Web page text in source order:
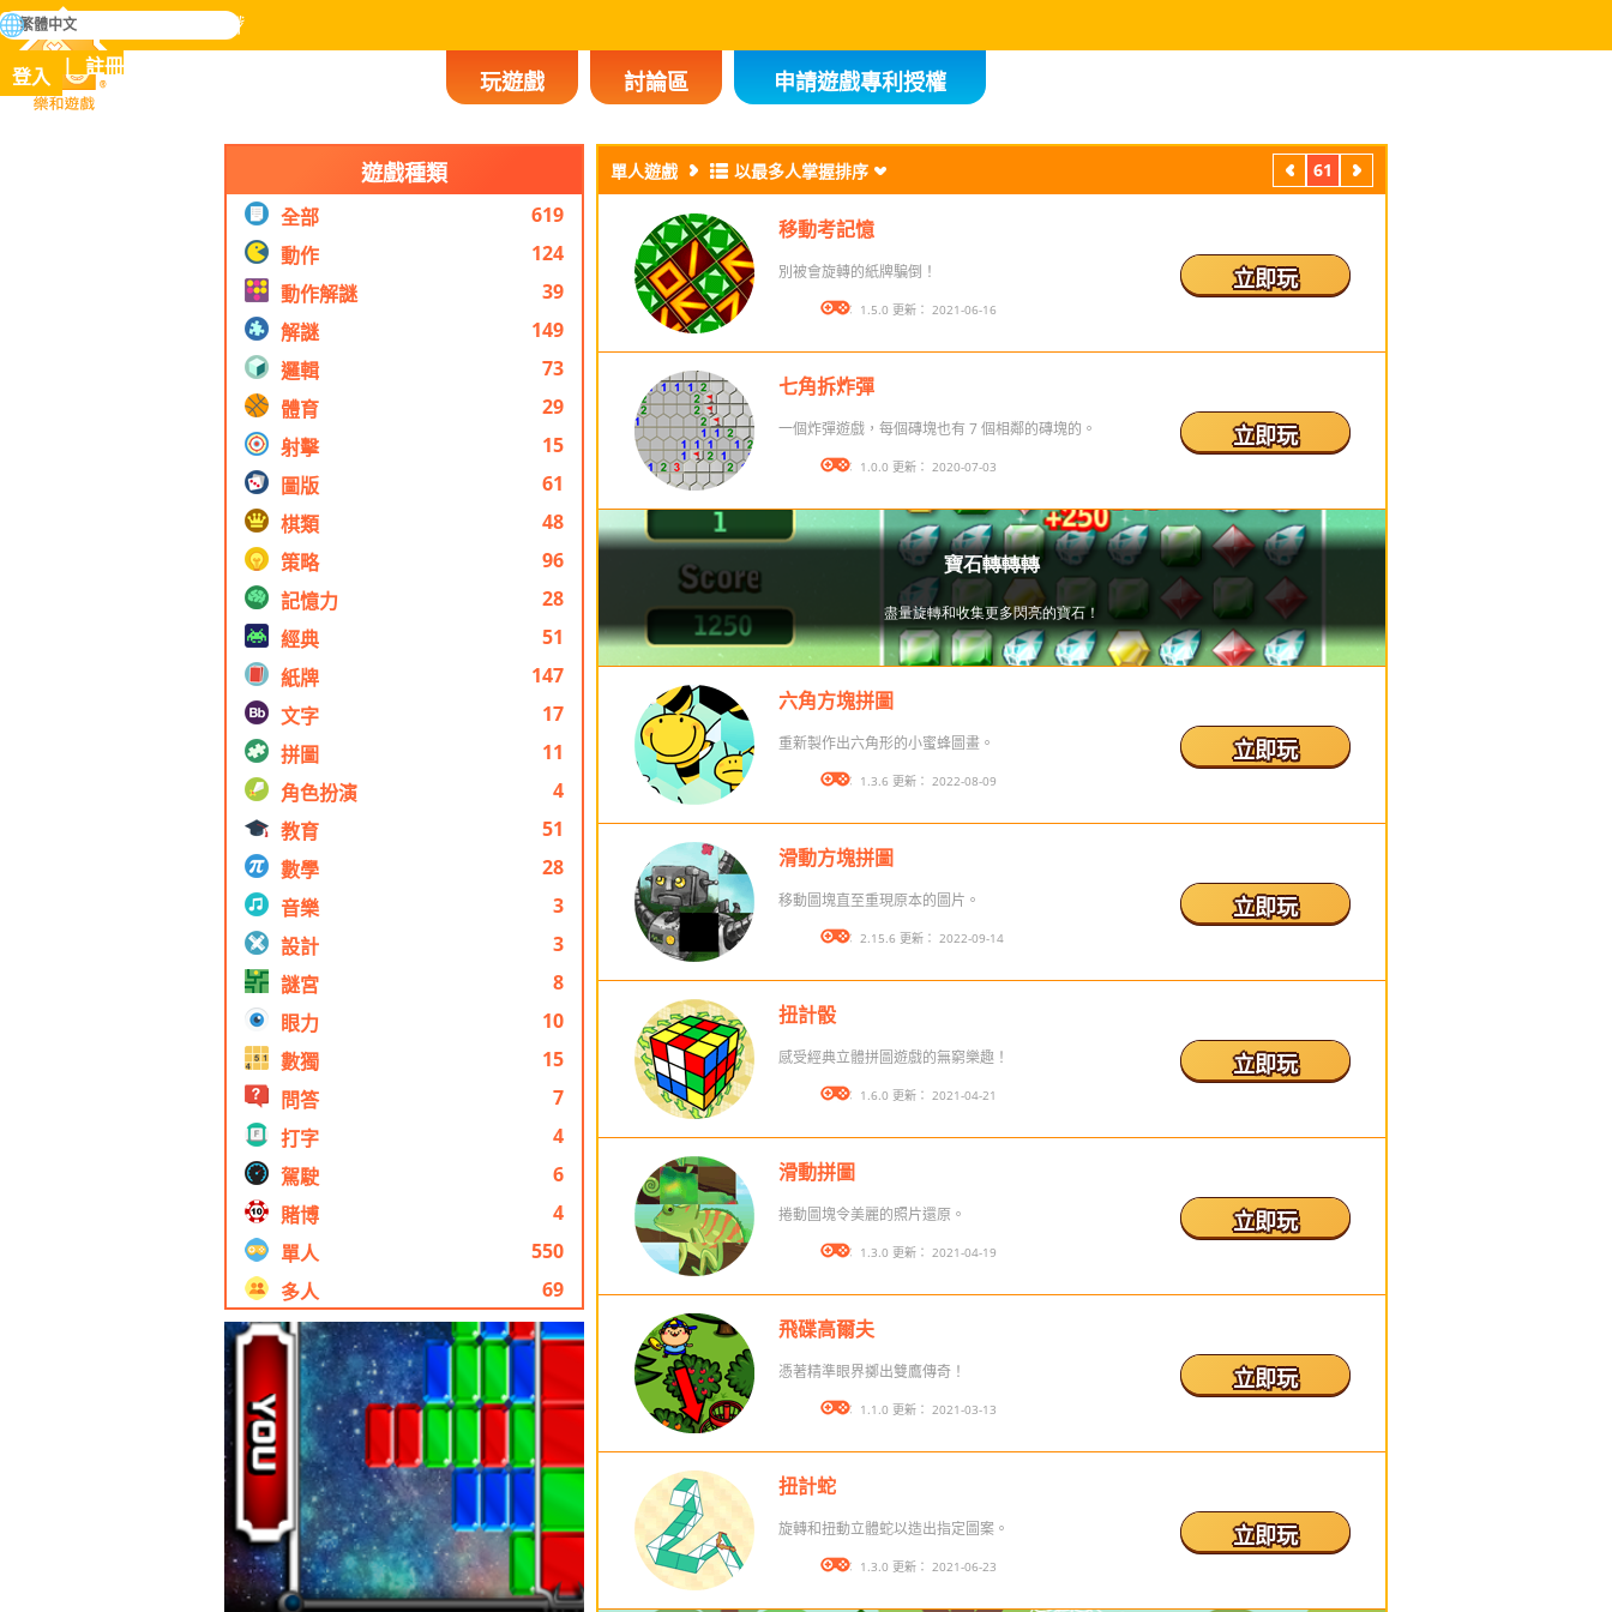
樂和遊戲
掌握人類歷史上所有遊戲
搜
尋
玩遊戲 討論區 申請遊戲專利授權
登入 註冊
繁體中文
遊戲種類
全部
619
動作
124
動作解謎
39
解謎
149
邏輯
73
體育
29
射擊
15
圖版
61
棋類
48
策略
96
記憶力
28
經典
51
紙牌
147
文字
17
拼圖
11
角色扮演
4
教育
51
數學
28
音樂
3
設計
3
謎宮
8
眼力
10
數獨
15
問答
7
打字
4
駕駛
6
賭博
4
單人
550
多人
69
單人遊戲 以最多人掌握排序
上
一
61
下
一
移動考記憶
別被會旋轉的紙牌騙倒！
版本： 1.5.0 更新： 2021-06-16
立即玩
七角拆炸彈
一個炸彈遊戲，每個磚塊也有 7 個相鄰的磚塊的。
版本： 1.0.0 更新： 2020-07-03
立即玩
六角方塊拼圖
重新製作出六角形的小蜜蜂圖畫。
版本： 1.3.6 更新： 2022-08-09
立即玩
滑動方塊拼圖
移動圖塊直至重現原本的圖片。
版本： 2.15.6 更新： 2022-09-14
立即玩
扭計骰
感受經典立體拼圖遊戲的無窮樂趣！
版本： 1.6.0 更新： 2021-04-21
立即玩
滑動拼圖
捲動圖塊令美麗的照片還原。
版本： 1.3.0 更新： 2021-04-19
立即玩
飛碟高爾夫
憑著精準眼界擲出雙鷹傳奇！
版本： 1.1.0 更新： 2021-03-13
立即玩
扭計蛇
旋轉和扭動立體蛇以造出指定圖案。
版本： 1.3.0 更新： 2021-06-23
立即玩